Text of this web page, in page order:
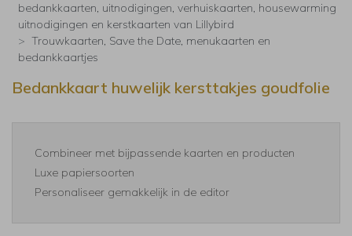
bedankkaarten, uitnodigingen, verhuiskaarten, housewarming
uitnodigingen en kerstkaarten van Lillybird
Trouwkaarten, Save the Date, menukaarten en
bedankkaartjes
Bedankkaart huwelijk kersttakjes goudfolie
Combineer met bijpassende kaarten en producten
Luxe papiersoorten
Personaliseer gemakkelijk in de editor